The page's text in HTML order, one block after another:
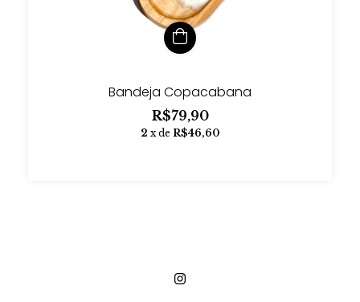
Bandeja Copacabana
R$79,90
2 x de R$46,60